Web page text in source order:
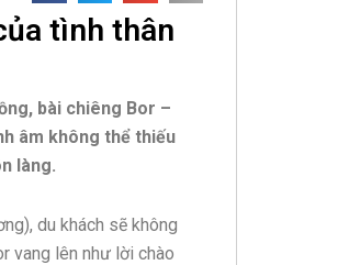
tình thân
bài chiêng Bor –
âm không thể thiếu
làng.
du khách sẽ không
vang lên như lời chào